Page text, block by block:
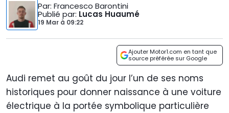
Par: Francesco Barontini
Publié par: Lucas Huaumé
19 Mar à 09:22
Ajouter Motor1.com en tant que
source préférée sur Google
Audi remet au goût du jour l’un de ses noms
historiques pour donner naissance à une voiture
électrique à la portée symbolique particulière